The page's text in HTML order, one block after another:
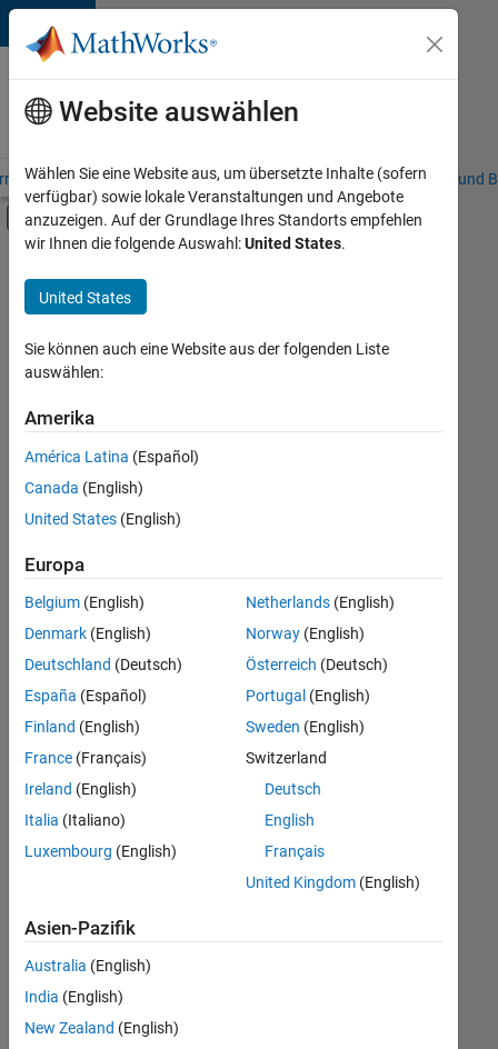
Weiter zum Inhalt
Karriere
bei
MathWorks
– Übersicht Stellensuche Niederlassungen Studierende und
Umschaltung für Off-Canvas-
Hauptinhalt
Information Technology
Commercial Sales
Inside Sales
Sales Operations
Marketing Communications
Marketing Services
Finance and Operations
Human Resources
+8
Derzeit
es
keine
offenen
Stellen,
Ihren
Suchkriterien
entsprechen.
können
die
Suchkriterien
weiter
fassen
oder
alle
Stellenangebote
anzeigen .
noch
keine
offenen
Stellen
Website auswählen
Wählen Sie eine Website aus, um übersetzte Inhalte (sofern
verfügbar) sowie lokale Veranstaltungen und Angebote
anzuzeigen. Auf der Grundlage Ihres Standorts empfehlen
wir Ihnen die folgende Auswahl:United States.
United States
Sie können auch eine Website aus der folgenden Liste
auswählen:
Amerika
América Latina (Español)
Canada (English)
United States (English)
Europa
Belgium (English)
Denmark (English)
Deutschland (Deutsch)
España (Español)
Finland (English)
France (Français)
Ireland (English)
Italia (Italiano)
Luxembourg (English)
Netherlands(English)
Norway(English)
Österreich (Deutsch)
Portugal (English)
Sweden (English)
Switzerland
Deutsch
English
Français
United Kingdom(English)
Asien-Pazifik
Australia (English)
India (English)
New Zealand (English)